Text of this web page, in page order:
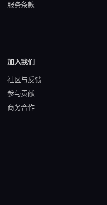
服务条款
加入我们
社区与反馈
参与贡献
商务合作